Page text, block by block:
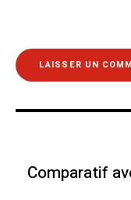
Comparatif